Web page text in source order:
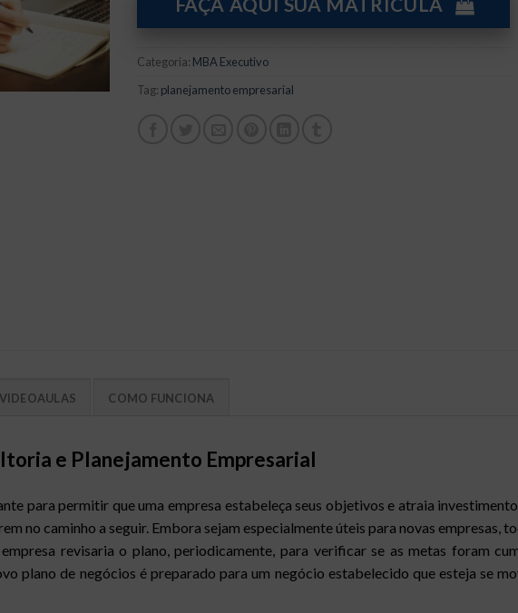
era:
é:
Categoria: MBA Executivo
Tag: planejamento empresarial
VIDEOAULAS COMO FUNCIONA
e Planejamento Empresarial
para permitir que uma empresa estabeleça seus objetivos e atraia
no caminho a seguir. Embora sejam especialmente úteis para novas empresas,
revisaria o plano, periodicamente, para verificar se as metas foram
plano de negócios é preparado para um negócio estabelecido que esteja se